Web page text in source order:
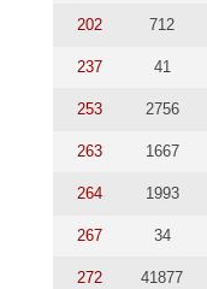
202 712
237 41
253 2756
263 1667
264 1993
267 34
272 41877